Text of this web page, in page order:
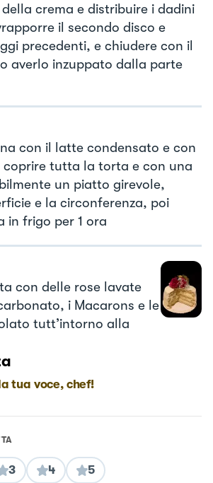
crema e distribuire i dadini
il secondo disco e
precedenti, e chiudere con il
averlo inzuppato dalla parte
con il latte condensato e con
coprire tutta la torta e con una
un piatto girevole,
e la circonferenza, poi
in frigo per 1 ora
con delle rose lavate
i Macarons e le
tutt’intorno alla
tua voce, chef!
3 4 5